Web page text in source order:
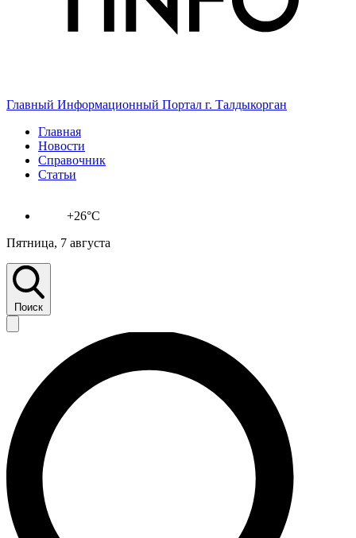
Главный Информационный Портал г. Талдыкорган
Главная
Новости
Справочник
Статьи
+26°C
Пятница, 7 августа
Поиск